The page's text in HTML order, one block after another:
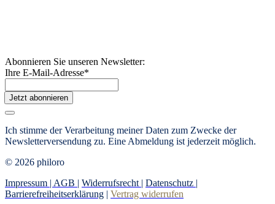
Abonnieren Sie unseren Newsletter:
Ihre E-Mail-Adresse*
Jetzt abonnieren
Ich stimme der Verarbeitung meiner Daten zum Zwecke der
Newsletterversendung zu. Eine Abmeldung ist jederzeit möglich.
© 2026 philoro
Impressum | AGB | Widerrufsrecht | Datenschutz |
Barrierefreiheitserklärung | Vertrag widerrufen